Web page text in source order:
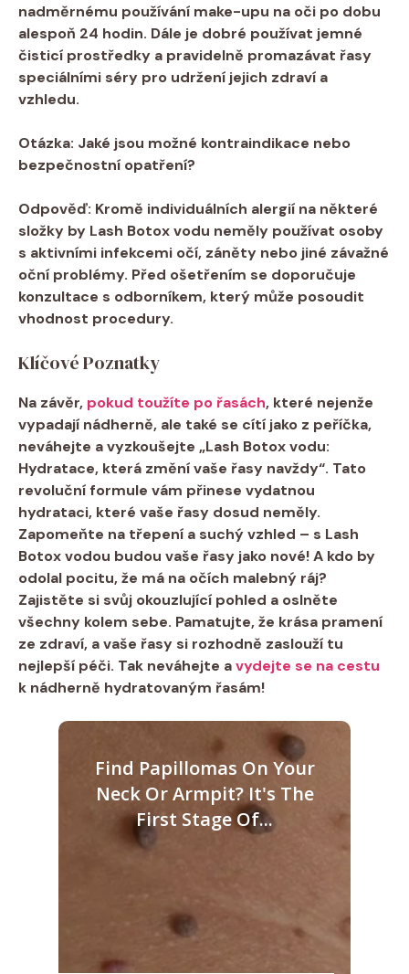
nadměrnému používání make-upu na oči po dobu
alespoň 24 hodin. Dále je dobré používat jemné
čisticí prostředky a pravidelně promazávat řasy
speciálními séry pro udržení jejich zdraví a
vzhledu.
Otázka: Jaké jsou možné kontraindikace nebo
bezpečnostní opatření?
Odpověď: Kromě individuálních alergií na některé
složky by Lash Botox vodu neměly používat osoby
s aktivními infekcemi očí, záněty nebo jiné závažné
oční problémy. Před ošetřením se doporučuje
konzultace s odborníkem, který může posoudit
vhodnost procedury.
Klíčové Poznatky
Na závěr, pokud toužíte po řasách, které nejenže
vypadají nádherně, ale také se cítí jako z peříčka,
neváhejte a vyzkoušejte „Lash Botox vodu:
Hydratace, která změní vaše řasy navždy“. Tato
revoluční formule vám přinese vydatnou
hydrataci, které vaše řasy dosud neměly.
Zapomeňte na třepení a suchý vzhled – s Lash
Botox vodou budou vaše řasy jako nové! A kdo by
odolal pocitu, že má na očích malebný ráj?
Zajistěte si svůj okouzlující pohled a oslněte
všechny kolem sebe. Pamatujte, že krása pramení
ze zdraví, a vaše řasy si rozhodně zaslouží tu
nejlepší péči. Tak neváhejte avydejte se na cestu
k nádherně hydratovaným řasám!
Find Papillomas On Your
Neck Or Armpit? It's The
First Stage Of...